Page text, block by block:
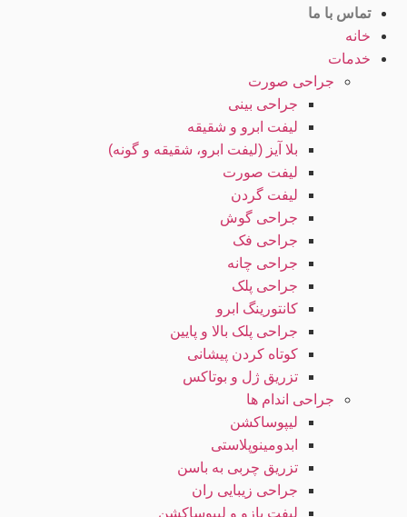
تماس با ما
خانه
خدمات
جراحی صورت
جراحی بینی
لیفت ابرو و شقیقه
بلا آیز (لیفت ابرو، شقیقه و گونه)
لیفت صورت
لیفت گردن
جراحی گوش
جراحی فک
جراحی چانه
جراحی پلک
کانتورینگ ابرو
جراحی پلک بالا و پایین
کوتاه کردن پیشانی
تزریق ژل و بوتاکس
جراحی اندام ها
لیپوساکشن
ابدومینوپلاستی
تزریق چربی به باسن
جراحی زیبایی ران
لیفت بازو و لیپوساکشن